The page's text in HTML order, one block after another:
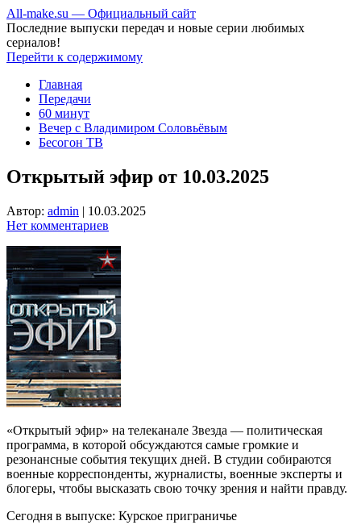
All-make.su — Официальный сайт
Последние выпуски передач и новые серии любимых
сериалов!
Перейти к содержимому
Главная
Передачи
60 минут
Вечер с Владимиром Соловьёвым
Бесогон ТВ
Открытый эфир от 10.03.2025
Автор: admin | 10.03.2025
Нет комментариев
«Открытый эфир» на телеканале Звезда — политическая
программа, в которой обсуждаются самые громкие и
резонансные события текущих дней. В студии собираются
военные корреспонденты, журналисты, военные эксперты и
блогеры, чтобы высказать свою точку зрения и найти правду.
Сегодня в выпуске: Курское приграничье